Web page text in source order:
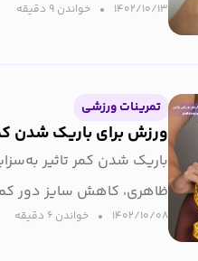
۱۴۰۲/۱۰/۱۳ خواندن ۹ دقیقه‌
تمرینات ورزشی
ورزش برای باریک شدن
باریک شدن کمر تاثیر
ظاهری، کاهش سایز دور کمر
۱۴۰۲/۱۰/۰۸ خواندن ۶ دقیقه‌